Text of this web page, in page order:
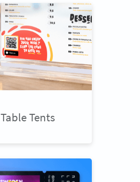
Table Tents